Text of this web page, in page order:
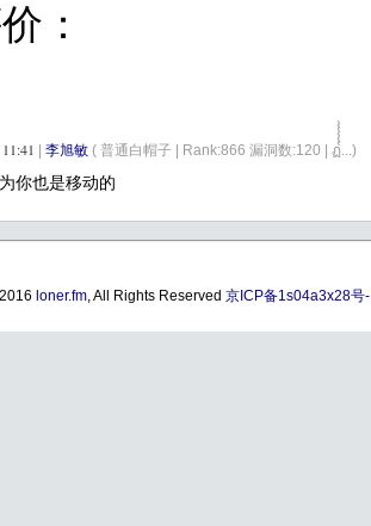
：
李旭敏 ( 普通白帽子 | Rank:866 漏洞数:120 | ฏ๎๎๎๎๎๎๎๎๎๎๎๎๎๎๎๎๎๎๎...)
你也是移动的
loner.fm, All Rights Reserved 京ICP备1s04a3x28号